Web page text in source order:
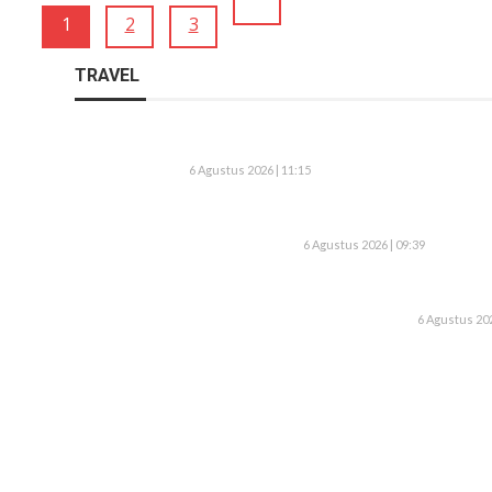
1 2 3
TRAVEL
6 Agustus 2026 | 11:15
6 Agustus 2026 | 09:39
6 Agustus